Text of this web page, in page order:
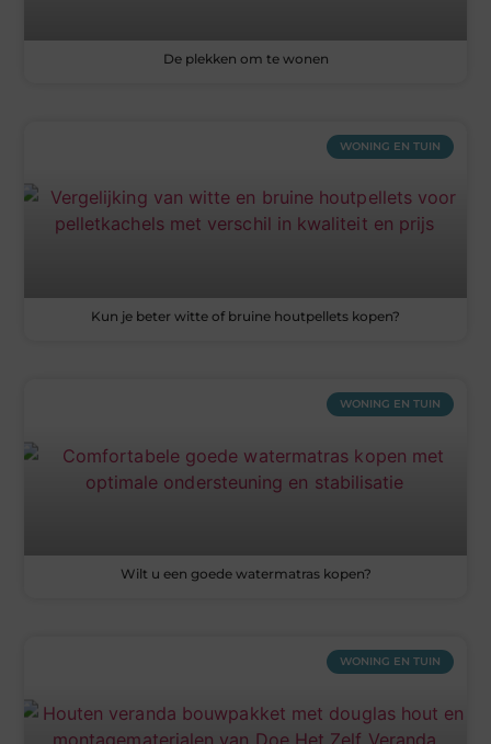
De plekken om te wonen
WONING EN TUIN
Kun je beter witte of bruine houtpellets kopen?
WONING EN TUIN
Wilt u een goede watermatras kopen?
WONING EN TUIN